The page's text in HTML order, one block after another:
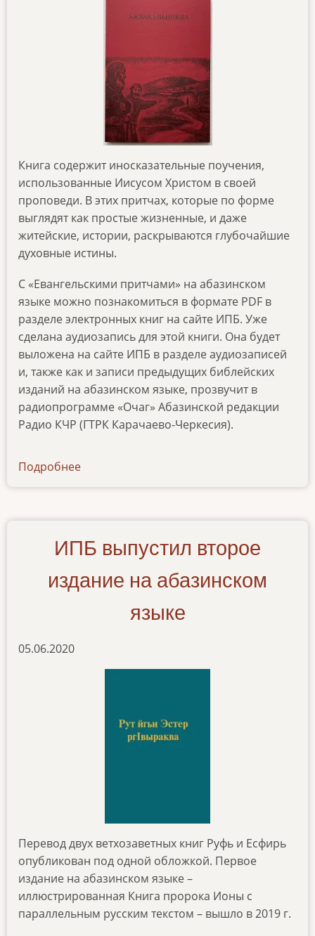
Книга содержит иносказательные поучения,
использованные Иисусом Христом в своей
проповеди. В этих притчах, которые по форме
выглядят как простые жизненные, и даже
житейские, истории, раскрываются глубочайшие
духовные истины.
С «Евангельскими притчами» на абазинском
языке можно познакомиться в формате PDF в
разделе электронных книг на сайте ИПБ. Уже
сделана аудиозапись для этой книги. Она будет
выложена на сайте ИПБ в разделе аудиозаписей
и, также как и записи предыдущих библейских
изданий на абазинском языке, прозвучит в
радиопрограмме «Очаг» Абазинской редакции
Радио КЧР (ГТРК Карачаево-Черкесия).
Подробнее
ИПБ выпустил второе
издание на абазинском
языке
05.06.2020
Перевод двух ветхозаветных книг Руфь и Есфирь
опубликован под одной обложкой. Первое
издание на абазинском языке –
иллюстрированная Книга пророка Ионы с
параллельным русским текстом – вышло в 2019 г.